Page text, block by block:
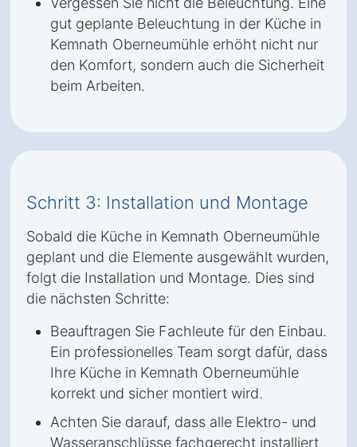
gut geplante Beleuchtung in der Küche in
Kemnath Oberneumühle erhöht nicht nur
den Komfort, sondern auch die Sicherheit
beim Arbeiten.
Schritt 3: Installation und Montage
Sobald die Küche in Kemnath Oberneumühle
geplant und die Elemente ausgewählt wurden,
folgt die Installation und Montage. Dies sind
die nächsten Schritte:
Beauftragen Sie Fachleute für den Einbau.
Ein professionelles Team sorgt dafür, dass
Ihre Küche in Kemnath Oberneumühle
korrekt und sicher montiert wird.
Achten Sie darauf, dass alle Elektro- und
Wasseranschlüsse fachgerecht installiert